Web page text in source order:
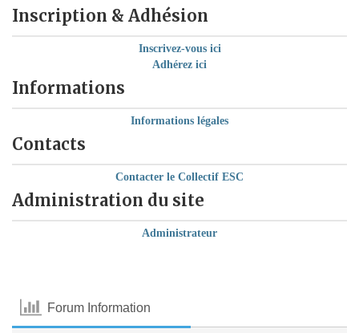
Inscription & Adhésion
Inscrivez-vous ici
Adhérez ici
Informations
Informations légales
Contacts
Contacter le Collectif ESC
Administration du site
Administrateur
Forum Information